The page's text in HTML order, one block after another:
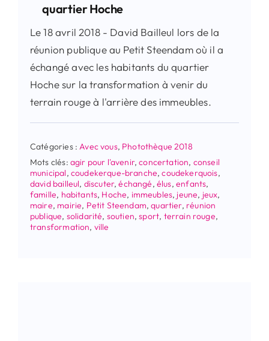
quartier Hoche
Le 18 avril 2018 - David Bailleul lors de la
réunion publique au Petit Steendam où il a
échangé avec les habitants du quartier
Hoche sur la transformation à venir du
terrain rouge à l'arrière des immeubles.
Catégories : Avec vous, Photothèque 2018
Mots clés: agir pour l'avenir,concertation, conseil
municipal, coudekerque-branche,coudekerquois,
david bailleul, discuter,échangé, élus,enfants,
famille, habitants, Hoche, immeubles, jeune, jeux,
maire, mairie, Petit Steendam,quartier, réunion
publique, solidarité, soutien,sport, terrain rouge,
transformation, ville